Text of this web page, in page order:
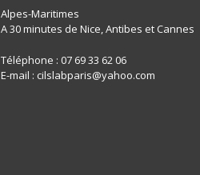
Alpes-Maritimes
A 30 minutes de Nice, Antibes et Cannes
Téléphone : 07 69 33 62 06
E-mail : cilslabparis@yahoo.com